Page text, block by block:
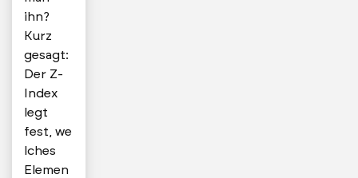
ihn?
Kurz
gesagt:
Der Z-
Index
legt
fest, we
lches
Elemen